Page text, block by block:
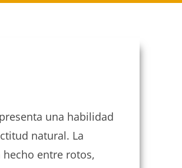
una habilidad
natural. La
entre rotos,